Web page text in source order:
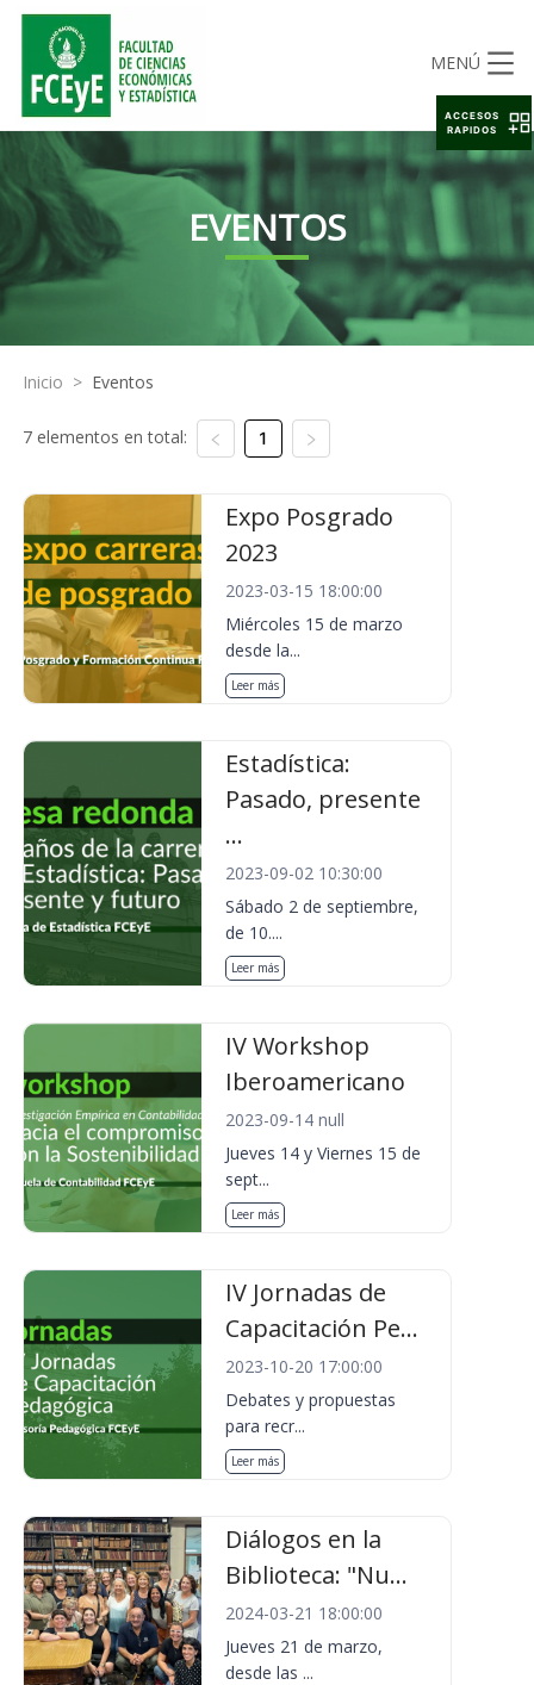
MENÚ
EVENTOS
Inicio > Eventos
7 elementos en total: 1
Expo Posgrado
2023
2023-03-15 18:00:00
Miércoles 15 de marzo
desde la...
Leer más
Estadística:
Pasado, presente
...
2023-09-02 10:30:00
Sábado 2 de septiembre,
de 10....
Leer más
IV Workshop
Iberoamericano
2023-09-14 null
Jueves 14 y Viernes 15 de
sept...
Leer más
IV Jornadas de
Capacitación Pe...
2023-10-20 17:00:00
Debates y propuestas
para recr...
Leer más
Diálogos en la
Biblioteca: "Nu...
2024-03-21 18:00:00
Jueves 21 de marzo,
desde las ...
ACCESOS
RAPIDOS